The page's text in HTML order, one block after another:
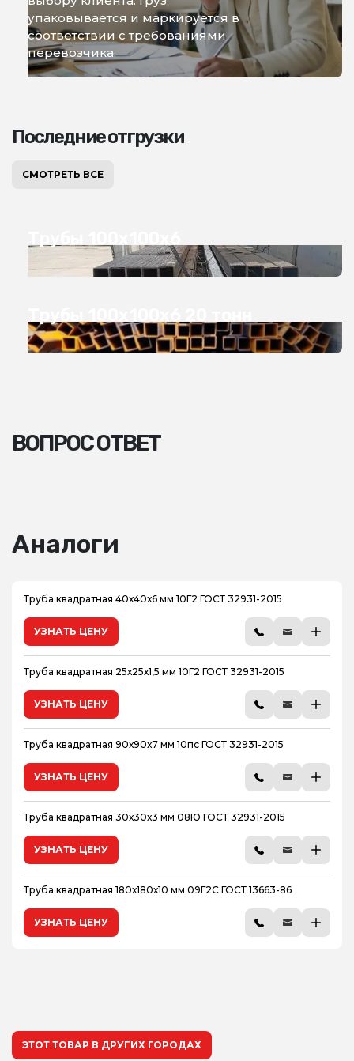
упаковывается и маркируется в
соответствии с требованиями
перевозчика.
Последние отгрузки
СМОТРЕТЬ ВСЕ
ВОПРОС ОТВЕТ
Аналоги
Труба квадратная 40х40х6 мм 10Г2 ГОСТ 32931-2015
УЗНАТЬ ЦЕНУ
Труба квадратная 25х25х1,5 мм 10Г2 ГОСТ 32931-2015
УЗНАТЬ ЦЕНУ
Труба квадратная 90х90х7 мм 10пс ГОСТ 32931-2015
УЗНАТЬ ЦЕНУ
Труба квадратная 30х30х3 мм 08Ю ГОСТ 32931-2015
УЗНАТЬ ЦЕНУ
Труба квадратная 180х180х10 мм 09Г2С ГОСТ 13663-86
УЗНАТЬ ЦЕНУ
ЭТОТ ТОВАР В ДРУГИХ ГОРОДАХ